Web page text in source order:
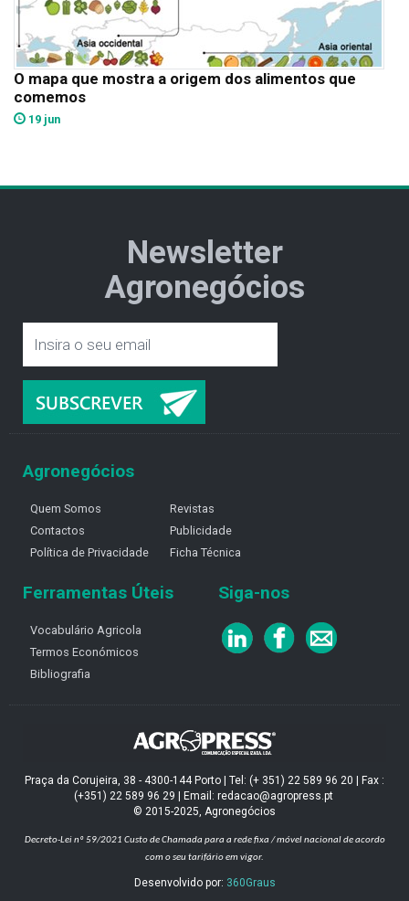
O mapa que mostra a origem dos alimentos que
comemos
19 jun
Newsletter
Agronegócios
Agronegócios
Quem Somos
Contactos
Política de Privacidade
Revistas
Publicidade
Ficha Técnica
Ferramentas Úteis
Vocabulário Agricola
Termos Económicos
Bibliografia
Siga-nos
Praça da Corujeira, 38 - 4300-144 Porto | Tel: (+ 351) 22 589 96 20 | Fax :
(+351) 22 589 96 29 | Email: redacao@agropress.pt
© 2015-2025, Agronegócios
Decreto-Lei nº 59/2021 Custo de Chamada para a rede fixa / móvel nacional de acordo
com o seu tarifário em vigor.
Desenvolvido por: 360Graus